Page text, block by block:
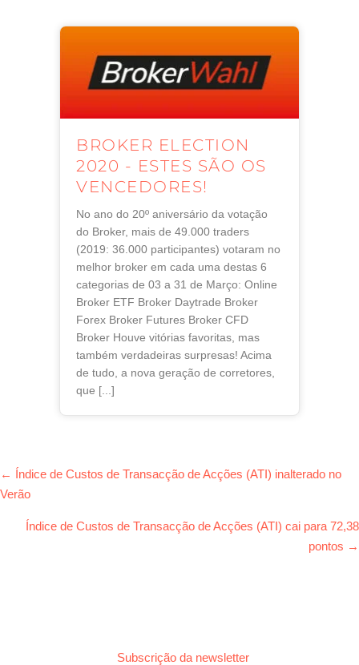
BROKER ELECTION
2020 - ESTES SÃO OS
VENCEDORES!
No ano do 20º aniversário da votação
do Broker, mais de 49.000 traders
(2019: 36.000 participantes) votaram no
melhor broker em cada uma destas 6
categorias de 03 a 31 de Março: Online
Broker ETF Broker Daytrade Broker
Forex Broker Futures Broker CFD
Broker Houve vitórias favoritas, mas
também verdadeiras surpresas! Acima
de tudo, a nova geração de corretores,
que [...]
NAVEGAÇÃO
DE
← Índice de Custos de Transacção de Acções (ATI) inalterado no
Verão
Índice de Custos de Transacção de Acções (ATI) cai para 72,38
pontos →
Subscrição da newsletter